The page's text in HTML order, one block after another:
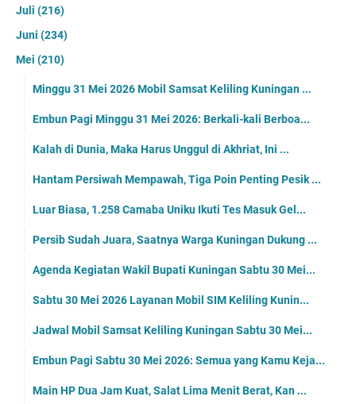
Juli (216)
Juni (234)
Mei (210)
Minggu 31 Mei 2026 Mobil Samsat Keliling Kuningan ...
Embun Pagi Minggu 31 Mei 2026: Berkali-kali Berboa...
Kalah di Dunia, Maka Harus Unggul di Akhriat, Ini ...
Hantam Persiwah Mempawah, Tiga Poin Penting Pesik ...
Luar Biasa, 1.258 Camaba Uniku Ikuti Tes Masuk Gel...
Persib Sudah Juara, Saatnya Warga Kuningan Dukung ...
Agenda Kegiatan Wakil Bupati Kuningan Sabtu 30 Mei...
Sabtu 30 Mei 2026 Layanan Mobil SIM Keliling Kunin...
Jadwal Mobil Samsat Keliling Kuningan Sabtu 30 Mei...
Embun Pagi Sabtu 30 Mei 2026: Semua yang Kamu Keja...
Main HP Dua Jam Kuat, Salat Lima Menit Berat, Kan ...